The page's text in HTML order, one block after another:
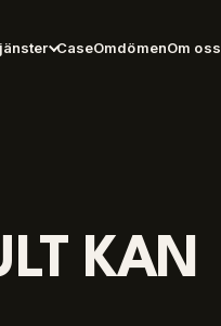
CaseOmdömenOm oss
KAN